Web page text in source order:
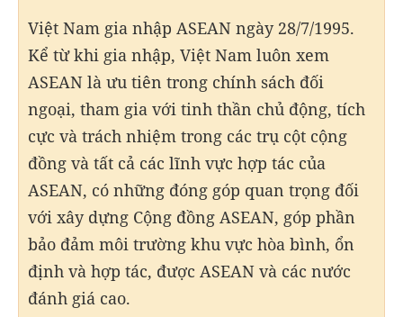
Việt Nam gia nhập ASEAN ngày 28/7/1995.
Kể từ khi gia nhập, Việt Nam luôn xem
ASEAN là ưu tiên trong chính sách đối
ngoại, tham gia với tinh thần chủ động, tích
cực và trách nhiệm trong các trụ cột cộng
đồng và tất cả các lĩnh vực hợp tác của
ASEAN, có những đóng góp quan trọng đối
với xây dựng Cộng đồng ASEAN, góp phần
bảo đảm môi trường khu vực hòa bình, ổn
định và hợp tác, được ASEAN và các nước
đánh giá cao.